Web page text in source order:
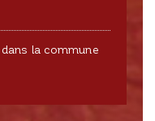
la commune